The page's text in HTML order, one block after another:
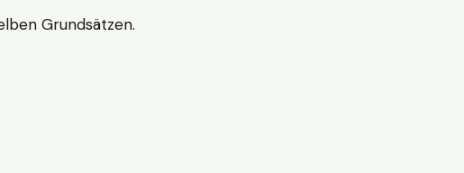
Grundsätzen.